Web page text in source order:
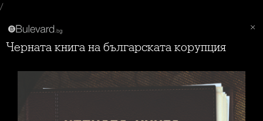
/
Черната книга на българската корупция